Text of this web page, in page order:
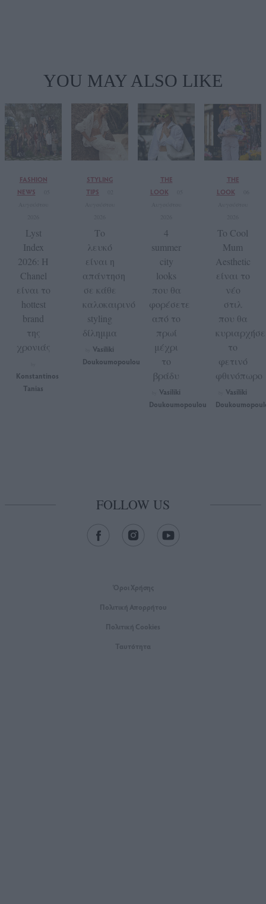
YOU MAY ALSO LIKE
FASHION
NEWS
Lyst
Index
2026: Η
Chanel
είναι το
hottest
brand
της
χρονιάς
Konstantinos
Tanias
STYLING
TIPS
Το
λευκό
είναι η
απάντηση
σε κάθε
καλοκαιρινό
styling
δίλημμα
Vasiliki
Doukoumopoulou
THE
LOOK
4
summer
city
looks
που θα
φορέσετε
από το
πρωί
μέχρι
το
βράδυ
Vasiliki
Doukoumopoulou
THE
LOOK
To Cool
Mum
Aesthetic
είναι το
νέο
στιλ
που θα
το
φετινό
φθινόπωρο
Vasiliki
FOLLOW US
Όροι Xρήσης
Πολιτική Απορρήτου
Πολιτική Cookies
Ταυτότητα